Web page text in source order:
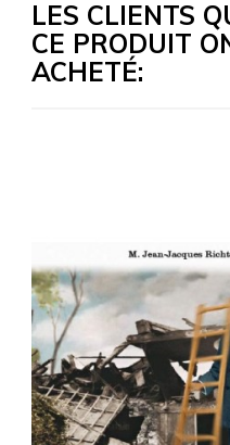
LES CLIENTS
CE PRODUIT
ACHETÉ: